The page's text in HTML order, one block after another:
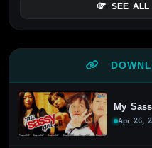
SEE ALL
My
Apr 26,